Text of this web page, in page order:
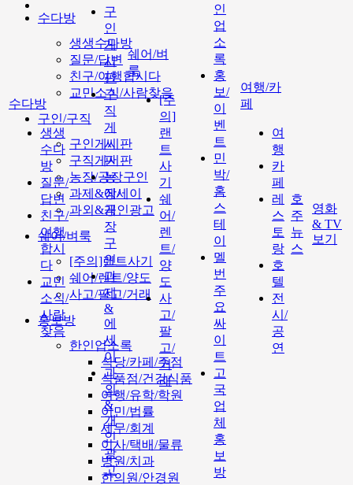
수다방
생생수다방
질문/답변
친구/여행합시다
교민소식/사람찾음
구인/구직
구인게시판
구직게시판
농장/공장구인
과제&에세이
과외&개인광고
쉐어/벼룩
[주의]랜트사기
쉐어/렌트/양도
사고/팔고/거래
홍보방
한인업소록
식당/카페/주점
식품점/건강식품
여행/유학/학원
이민/법률
세무/회계
이사/택배/물류
병원/치과
한의원/안경원
수다방
생생
수다
방
질문/
답변
친구/
여행
합시
다
교민
소식/
사람
찾음
구
인
게
시
판
구
직
게
시
판
농
장/
공
장
구
인
과
제
&
에
세
이
과
외
&
개
인
광
고
쉐어/벼
룩
[주
의]
랜
트
사
기
쉐
어/
렌
트/
양
도
사
고/
팔
고/
거
래
인
업
소
록
홍
보/
이
벤
트
민
박/
홈
스
테
이
멜
번
주
요
싸
이
트
고
국
업
체
홍
보
방
여행/카
페
여
행
카
페
레
스
토
랑
호
텔
전
시/
공
연
호
주
뉴
스
영화
& TV
보기